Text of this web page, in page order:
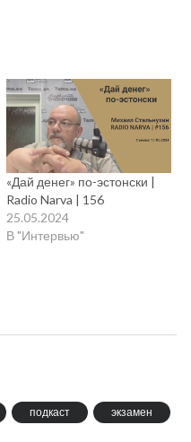
«Дай денег» по-эстонски |
Radio Narva | 156
25.05.2024
В "Интервью"
подкаст экзамен